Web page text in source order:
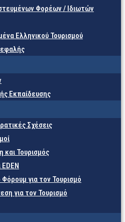
Φορέων / Ιδιωτών
Ελληνικού Τουρισμού
Εκπαίδευσης
Σχέσεις
Τουρισμός
για τον Τουρισμό
για τον Τουρισμό